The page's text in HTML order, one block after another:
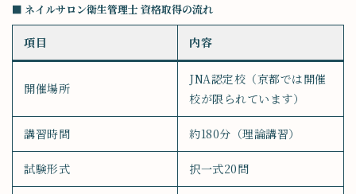
■ ネイルサロン衛生管理士 資格取得の流れ
項目 内容
開催場所
JNA認定校（京都では開催
校が限られています）
講習時間 約180分（理論講習）
試験形式 択一式20問